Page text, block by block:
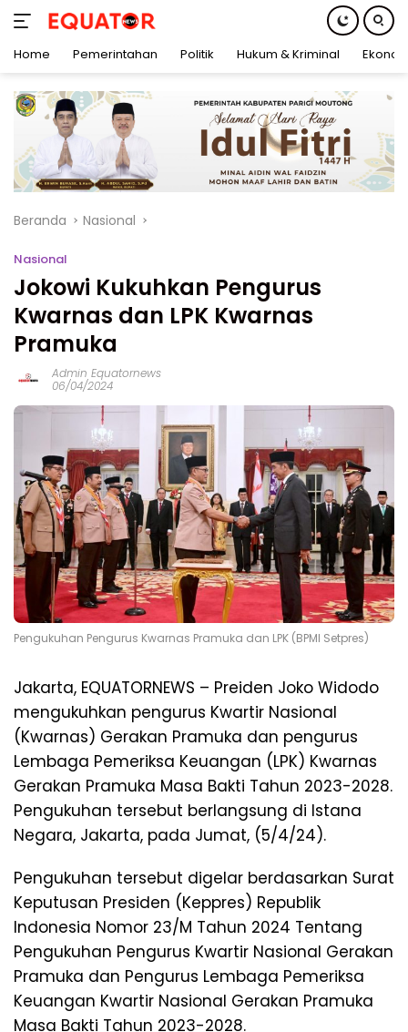
konten
Home Pemerintahan Politik Hukum & Kriminal
Beranda Nasional
Nasional
Jokowi Kukuhkan Pengurus
Kwarnas dan LPK Kwarnas
Pramuka
Admin Equatornews
06/04/2024
Pengukuhan Pengurus Kwarnas Pramuka dan LPK (BPMI Setpres)
Jakarta, EQUATORNEWS – Preiden Joko Widodo
mengukuhkan pengurus Kwartir Nasional
(Kwarnas) Gerakan Pramuka dan pengurus
Lembaga Pemeriksa Keuangan (LPK) Kwarnas
Gerakan Pramuka Masa Bakti Tahun 2023-2028.
Pengukuhan tersebut berlangsung di Istana
Negara, Jakarta, pada Jumat, (5/4/24).
Pengukuhan tersebut digelar berdasarkan Surat
Keputusan Presiden (Keppres) Republik
Indonesia Nomor 23/M Tahun 2024 Tentang
Pengukuhan Pengurus Kwartir Nasional Gerakan
Pramuka dan Pengurus Lembaga Pemeriksa
Keuangan Kwartir Nasional Gerakan Pramuka
Masa Bakti Tahun 2023-2028.